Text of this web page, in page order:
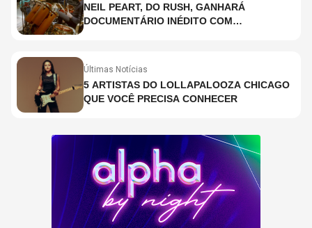
NEIL PEART, DO RUSH, GANHARÁ
DOCUMENTÁRIO INÉDITO COM
Últimas Notícias
5 ARTISTAS DO LOLLAPALOOZA CHICAGO
QUE VOCÊ PRECISA CONHECER